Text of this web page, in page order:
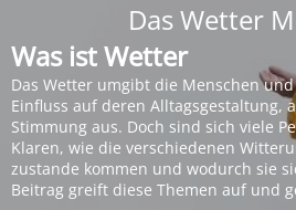
Das Wetter
Was ist Wetter
Das Wetter umgibt die Menschen
Einfluss auf deren Alltagsgestaltung,
Stimmung aus. Doch sind sich viele
Klaren, wie die verschiedenen
zustande kommen und wodurch sie
Beitrag greift diese Themen auf und